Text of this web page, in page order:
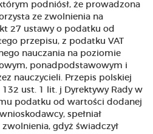
podniósł, że prowadzona
ze zwolnienia na
27 ustawy o podatku od
przepisu, z podatku VAT
nauczania na poziomie
ponadpodstawowym i
nauczycieli. Przepis polskiej
ust. 1 lit. j Dyrektywy Rady w
podatku od wartości dodanej
spełniał
gdyż świadczył